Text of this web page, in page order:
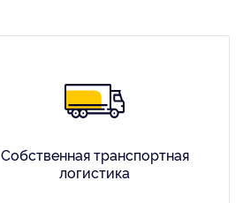
Собственная транспортная
логистика